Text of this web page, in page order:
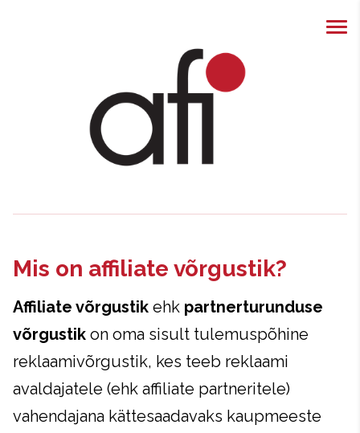
Mis on affiliate võrgustik?
Affiliate võrgustik ehk partnerturunduse
võrgustik on oma sisult tulemuspõhine
reklaamivõrgustik, kes teeb reklaami
avaldajatele (ehk affiliate partneritele)
vahendajana kättesaadavaks kaupmeeste